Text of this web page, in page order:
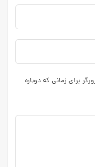
برای زمانی که دوباره